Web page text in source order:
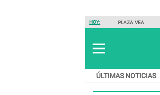
HOY: PLAZA VEA
ÚLTIMAS NOTICIAS